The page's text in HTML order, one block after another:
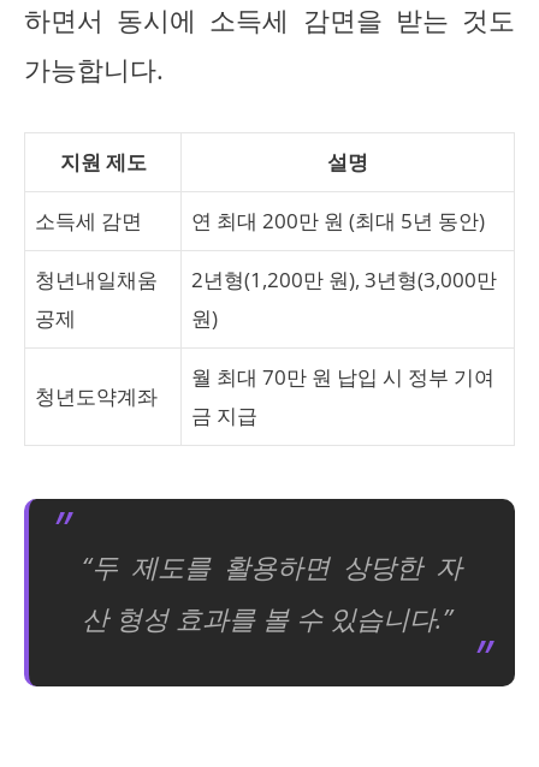
하면서 동시에 소득세 감면을 받는 것도
가능합니다.
지원 제도 설명
소득세 감면 연 최대 200만 원 (최대 5년 동안)
청년내일채움
공제
2년형(1,200만 원), 3년형(3,000만
원)
청년도약계좌
월 최대 70만 원 납입 시 정부 기여
금 지급
“두 제도를 활용하면 상당한 자
산 형성 효과를 볼 수 있습니다.”